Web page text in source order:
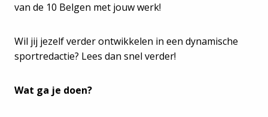
van de 10 Belgen met jouw werk!
Wil jij jezelf verder ontwikkelen in een dynamische
sportredactie? Lees dan snel verder!
Wat ga je doen?